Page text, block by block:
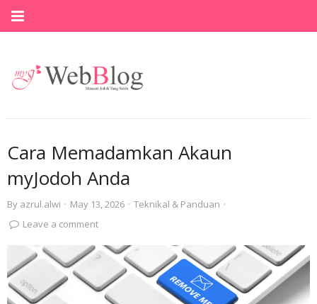
Cara Memadamkan Akaun
myJodoh Anda
By azrul.alwi · May 13, 2026 · Teknikal & Panduan ·
Leave a comment